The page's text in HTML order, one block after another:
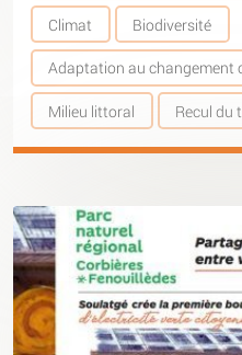
Climat Biodiversité
Adaptation au changement
Milieu littoral Recul du